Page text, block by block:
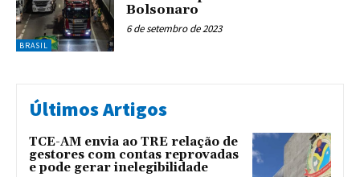
BRASIL
Bolsonaro
6 de setembro de 2023
Últimos Artigos
TCE-AM envia ao TRE relação de
gestores com contas reprovadas
e pode gerar inelegibilidade